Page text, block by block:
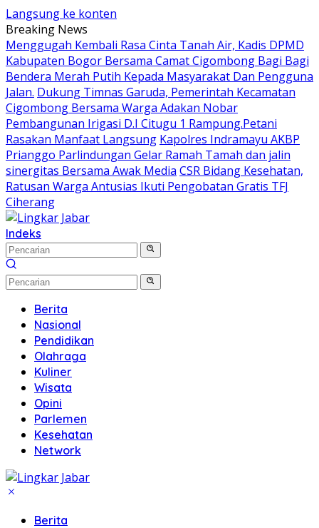
Langsung ke konten
Breaking News
Menggugah Kembali Rasa Cinta Tanah Air, Kadis DPMD
Kabupaten Bogor Bersama Camat Cigombong Bagi Bagi
Bendera Merah Putih Kepada Masyarakat Dan Pengguna
Jalan. Dukung Timnas Garuda, Pemerintah Kecamatan
Cigombong Bersama Warga Adakan Nobar
Pembangunan Irigasi D.I Citugu 1 Rampung.Petani
Rasakan Manfaat Langsung Kapolres Indramayu AKBP
Prianggo Parlindungan Gelar Ramah Tamah dan jalin
sinergitas Bersama Awak Media CSR Bidang Kesehatan,
Ratusan Warga Antusias Ikuti Pengobatan Gratis TFJ
Ciherang
Indeks
Berita
Nasional
Pendidikan
Olahraga
Kuliner
Wisata
Opini
Parlemen
Kesehatan
Network
Berita